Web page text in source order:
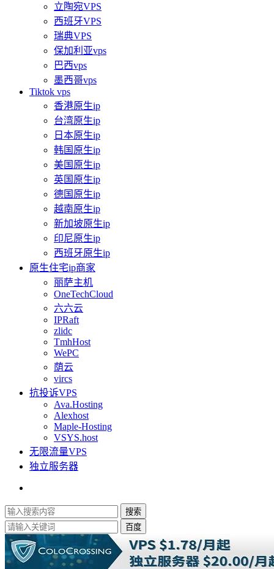
立陶宛VPS
西班牙VPS
瑞典VPS
保加利亚vps
巴西vps
墨西哥vps
Tiktok vps
香港原生ip
台湾原生ip
日本原生ip
韩国原生ip
美国原生ip
英国原生ip
德国原生ip
越南原生ip
新加坡原生ip
印尼原生ip
西班牙原生ip
原生住宅ip商家
丽萨主机
OneTechCloud
六六云
IPRaft
zlidc
TmhHost
WePC
荫云
vircs
抗投诉VPS
Ava.Hosting
Alexhost
Maple-Hosting
VSYS.host
无限流量VPS
独立服务器